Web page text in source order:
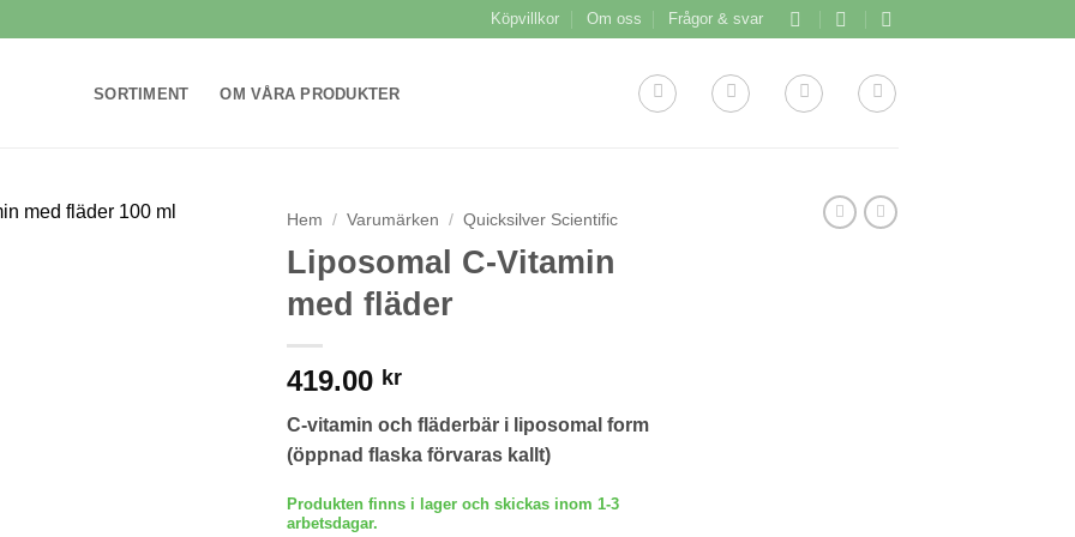
Köpvillkor Om oss Frågor & svar
SORTIMENT OM VÅRA PRODUKTER
Hem / Varumärken / Quicksilver Scientific
Liposomal C-Vitamin
med fläder
419.00 kr
C-vitamin och fläderbär i liposomal form
(öppnad flaska förvaras kallt)
Produkten finns i lager och skickas inom 1-3
arbetsdagar.